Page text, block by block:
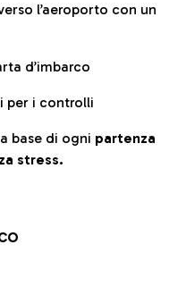
l’aeroporto con un
d’imbarco
per i controlli
base di ogni partenza
stress.